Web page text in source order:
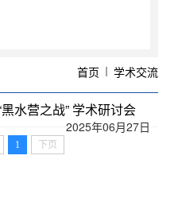
首页 学术交流
水营之战” 学术研讨会
2025年06月27日
1 下页